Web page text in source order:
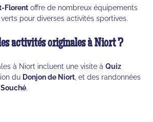
Florent offre de nombreux équipements
pour diverses activités sportives.
activités originales à Niort ?
à Niort incluent une visite àQuiz
du Donjon de Niort , et des randonnées
Souché.